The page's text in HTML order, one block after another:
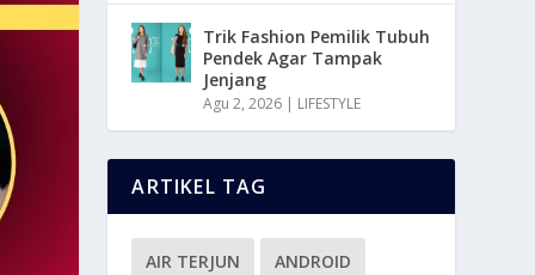
Trik Fashion Pemilik Tubuh
Pendek Agar Tampak
Jenjang
Agu 2, 2026 | LIFESTYLE
ARTIKEL TAG
AIR TERJUN ANDROID